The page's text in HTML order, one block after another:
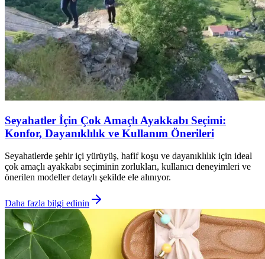
Seyahatler İçin Çok Amaçlı Ayakkabı Seçimi:
Konfor, Dayanıklılık ve Kullanım Önerileri
Seyahatlerde şehir içi yürüyüş, hafif koşu ve dayanıklılık için ideal
çok amaçlı ayakkabı seçiminin zorlukları, kullanıcı deneyimleri ve
önerilen modeller detaylı şekilde ele alınıyor.
Daha fazla bilgi edinin